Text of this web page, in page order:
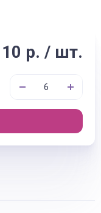
10 р. / шт.